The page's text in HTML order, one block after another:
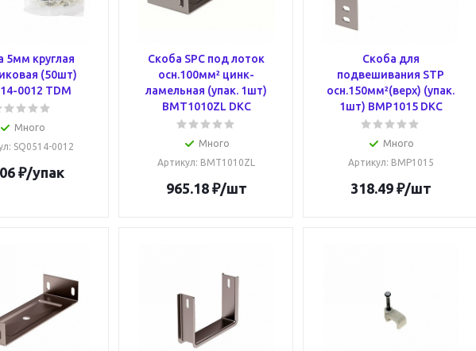
5мм круглая
(50шт)
0012 TDM
Много
: SQ0514-0012
₽/упак
Скоба SPC под лоток
осн.100мм² цинк-
ламельная (упак. 1шт)
BMT1010ZL DKC
Много
Артикул: BMT1010ZL
965.18₽/шт
Скоба для
подвешивания STP
осн.150мм²(верх) (упак.
1шт) BMP1015 DKC
Много
Артикул: BMP1015
318.49₽/шт